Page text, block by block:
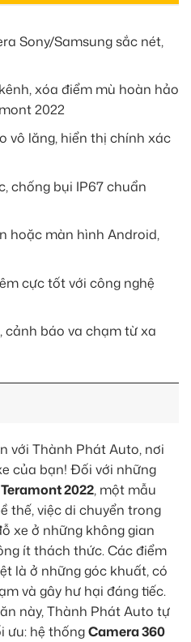
Sony/Samsung sắc nét,
xóa điểm mù hoàn hảo
2022
vô lăng, hiển thị chính xác
chống bụi IP67 chuẩn
hoặc màn hình Android,
cực tốt với công nghệ
cảnh báo va chạm từ xa
với Thành Phát Auto, nơi
của bạn! Đối với những
2022, một mẫu
thế, việc di chuyển trong
xe ở những không gian
ít thách thức. Các điểm
là ở những góc khuất, có
và gây hư hại đáng tiếc.
này, Thành Phát Auto tự
ưu: hệ thốngCamera 360